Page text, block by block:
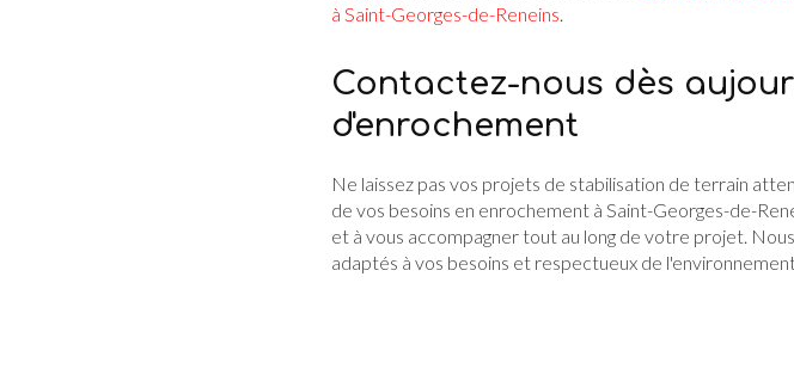
à Saint-Georges-de-Reneins.
Contactez-nous dès
d'enrochement
Ne laissez pas vos projets de stabilisation de terrain
de vos besoins en enrochement à Saint-Georges-de-
et à vous accompagner tout au long de votre projet.
adaptés à vos besoins et respectueux de